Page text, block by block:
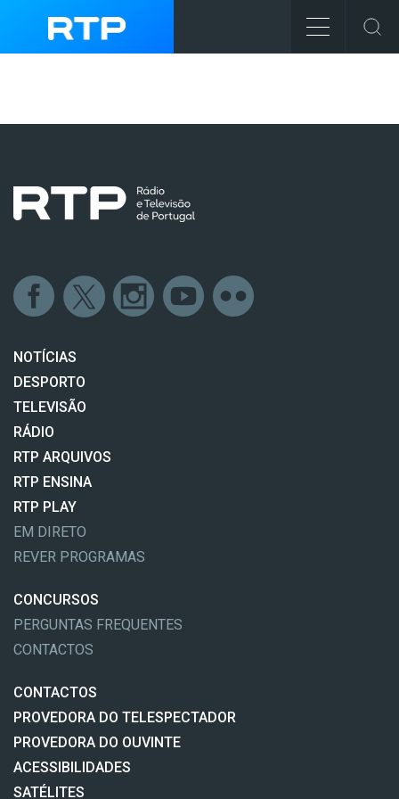
NOTÍCIAS
DESPORTO
TELEVISÃO
RÁDIO
RTP ARQUIVOS
RTP ENSINA
RTP PLAY
EM DIRETO
REVER PROGRAMAS
CONCURSOS
PERGUNTAS FREQUENTES
CONTACTOS
CONTACTOS
PROVEDORA DO TELESPECTADOR
PROVEDORA DO OUVINTE
ACESSIBILIDADES
SATÉLITES